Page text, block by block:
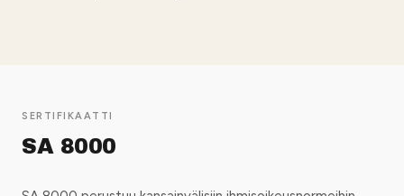
SERTIFIKAATTI
SA 8000